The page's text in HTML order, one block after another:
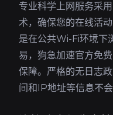
专业科学上网服务采
术，确保您的在线活
是在公共Wi-Fi环境下
易，狗急加速官方免
保障。严格的无日志
间和IP地址等信息不